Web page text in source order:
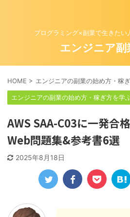
プログラミング×副業で生きたい
エンジニア副
HOME > エンジニアの副業の始め方・稼
エンジニアの副業の始め方・稼ぎ方を学
AWS SAA-C03に一発合
Web問題集&参考書6選
2025年8月18日